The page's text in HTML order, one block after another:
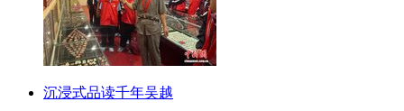
沉浸式品读千年吴越